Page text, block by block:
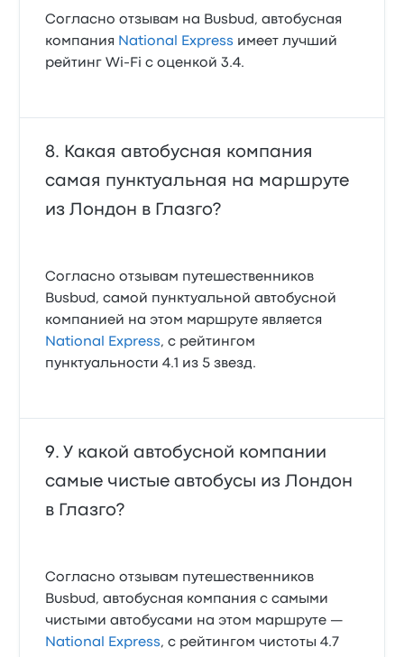
Согласно отзывам на Busbud, автобусная
компания National Express имеет лучший
рейтинг Wi‑Fi с оценкой 3.4.
Какая автобусная компания
самая пунктуальная на маршруте
из Лондон в Глазго?
Согласно отзывам путешественников
Busbud, самой пунктуальной автобусной
компанией на этом маршруте является
National Express, с рейтингом
пунктуальности 4.1 из 5 звезд.
У какой автобусной компании
самые чистые автобусы из Лондон
в Глазго?
Согласно отзывам путешественников
Busbud, автобусная компания с самыми
чистыми автобусами на этом маршруте —
National Express, с рейтингом чистоты 4.7